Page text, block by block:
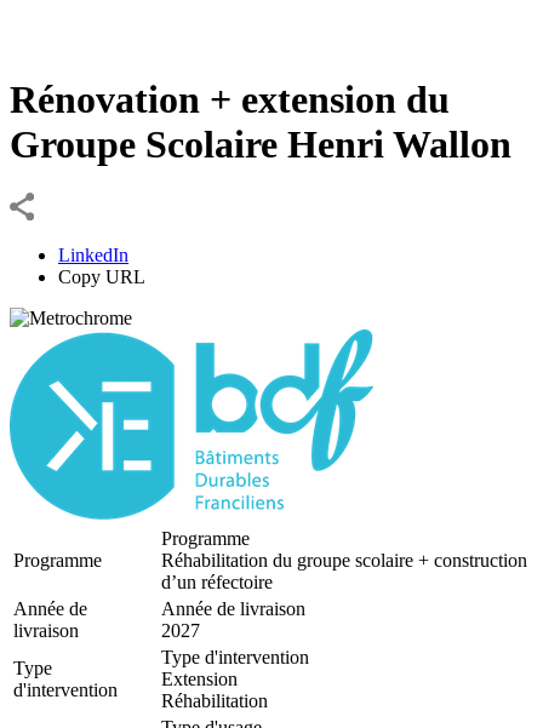
Rénovation + extension du
Groupe Scolaire Henri Wallon
LinkedIn
Copy URL
Programme
Programme
Réhabilitation du groupe scolaire + construction
d’un réfectoire
Année de
livraison
Année de livraison
2027
Type
d'intervention
Type d'intervention
Extension
Réhabilitation